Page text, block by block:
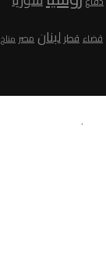
قضاء قطر لبنان مصر مناخ
.